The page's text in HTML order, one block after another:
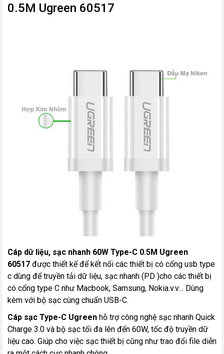
0.5M Ugreen 60517
Cáp dữ liệu, sạc nhanh 60W Type-C 0.5M Ugreen
60517 được thiết kế để kết nối các thiết bị có cổng usb type
c dùng để truyền tải dữ liệu, sạc nhanh (PD )cho các thiết bị
có cổng type C như Macbook, Samsung, Nokia.v.v… Dùng
kèm với bộ sạc cùng chuẩn USB-C.
Cáp sạc Type-C Ugreen hỗ trợ công nghệ sạc nhanh Quick
Charge 3.0 và bộ sạc tối đa lên đến 60W, tốc độ truyền dữ
liệu cao. Giúp cho việc sạc thiết bị cũng như trao đổi file diễn